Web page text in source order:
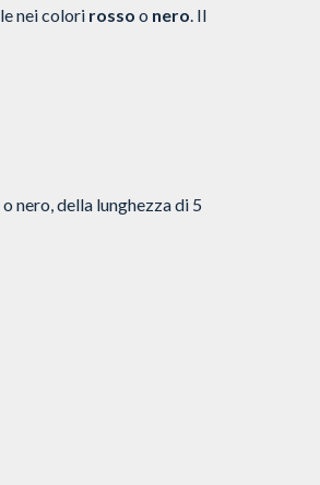
nei colori rosso o nero. Il
nero, della lunghezza di 5